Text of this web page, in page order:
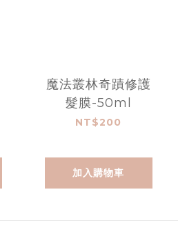
魔法叢林奇蹟修護
髮膜-50ml
NT$200
加入購物車